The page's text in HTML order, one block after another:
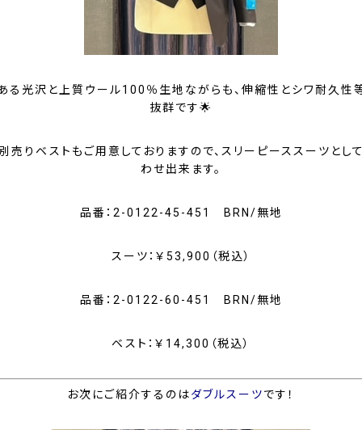
る光沢と上質ウール100％生地ながらも、伸縮性とシワ耐久性
抜群です🌟
売りベストもご用意しておりますので、スリーピーススーツとし
わせ出来ます。
品番：2-0122-45-451 BRN/無地
スーツ：￥53,900（税込）
品番：2-0122-60-451 BRN/無地
ベスト：￥14,300（税込）
お次にご紹介するのはダブルスーツです！